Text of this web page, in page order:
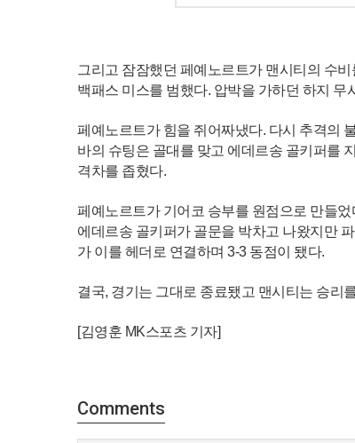
그리고 잠잠했던 페예노르트가 맨시티의 수
백패스 미스를 범했다. 압박을 가하던 하지
페예노르트가 힘을 쥐어짜냈다. 다시 추격의
바의 슈팅은 골대를 맞고 에데르송 골키퍼를
격차를 좁혔다.
페예노르트가 기어코 승부를 원점으로 만들
에데르송 골키퍼가 골문을 박차고 나왔지만
가 이를 헤더로 연결하며 3-3 동점이 됐다.
결국, 경기는 그대로 종료됐고 맨시티는 승리
[김영훈 MK스포츠 기자]
Comments